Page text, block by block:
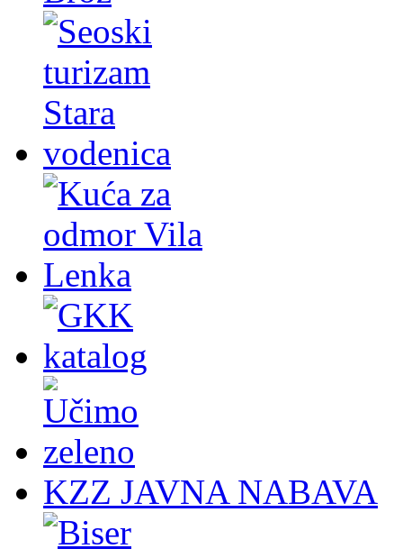
KZZ JAVNA NABAVA